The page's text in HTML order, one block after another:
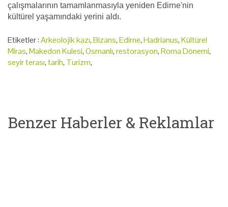
çalışmalarının tamamlanmasıyla yeniden Edirne'nin
kültürel yaşamındaki yerini aldı.
Etiketler :Arkeolojik kazı,Bizans,Edirne,Hadrianus,Kültürel
Miras,Makedon Kulesi,Osmanlı,restorasyon,Roma Dönemi,
seyir terası,tarih, Turizm,
Benzer Haberler & Reklamlar